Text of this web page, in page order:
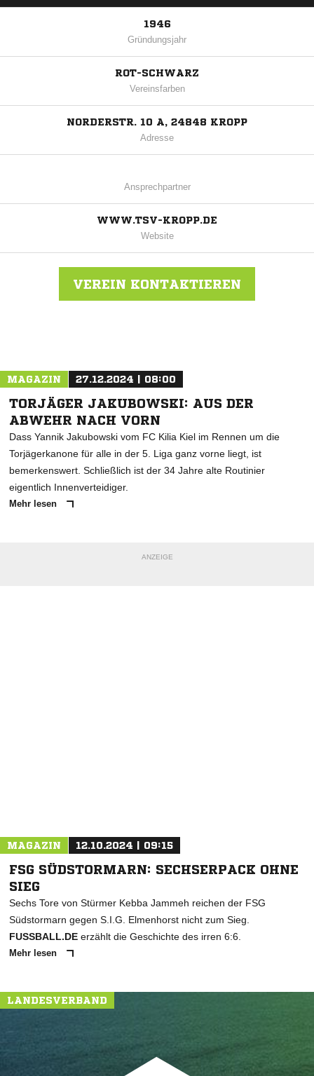
1946
Gründungsjahr
ROT-SCHWARZ
Vereinsfarben
NORDERSTR. 10 A, 24848 KROPP
Adresse
Ansprechpartner
WWW.TSV-KROPP.DE
Website
VEREIN KONTAKTIEREN
MAGAZIN 27.12.2024 | 08:00
TORJÄGER JAKUBOWSKI: AUS DER
ABWEHR NACH VORN
Dass Yannik Jakubowski vom FC Kilia Kiel im Rennen um die
Torjägerkanone für alle in der 5. Liga ganz vorne liegt, ist
bemerkenswert. Schließlich ist der 34 Jahre alte Routinier
eigentlich Innenverteidiger.
Mehr lesen
ANZEIGE
MAGAZIN 12.10.2024 | 09:15
FSG SÜDSTORMARN: SECHSERPACK OHNE
SIEG
Sechs Tore von Stürmer Kebba Jammeh reichen der FSG
Südstormarn gegen S.I.G. Elmenhorst nicht zum Sieg.
FUSSBALL.DE erzählt die Geschichte des irren 6:6.
Mehr lesen
LANDESVERBAND